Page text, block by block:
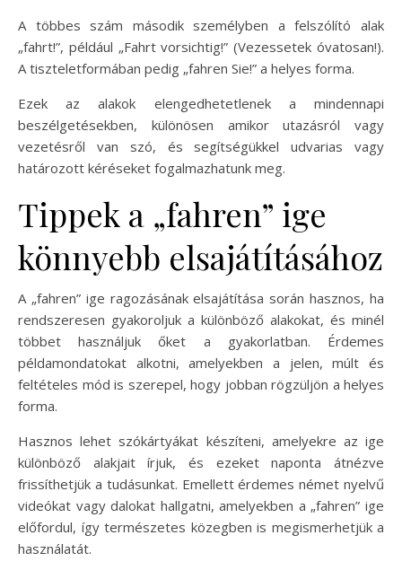
A többes szám második személyben a felszólító alak
„fahrt!”, például „Fahrt vorsichtig!” (Vezessetek óvatosan!).
A tiszteletformában pedig „fahren Sie!” a helyes forma.
Ezek az alakok elengedhetetlenek a mindennapi
beszélgetésekben, különösen amikor utazásról vagy
vezetésről van szó, és segítségükkel udvarias vagy
határozott kéréseket fogalmazhatunk meg.
Tippek a „fahren” ige
könnyebb elsajátításához
A „fahren” ige ragozásának elsajátítása során hasznos, ha
rendszeresen gyakoroljuk a különböző alakokat, és minél
többet használjuk őket a gyakorlatban. Érdemes
példamondatokat alkotni, amelyekben a jelen, múlt és
feltételes mód is szerepel, hogy jobban rögzüljön a helyes
forma.
Hasznos lehet szókártyákat készíteni, amelyekre az ige
különböző alakjait írjuk, és ezeket naponta átnézve
frissíthetjük a tudásunkat. Emellett érdemes német nyelvű
videókat vagy dalokat hallgatni, amelyekben a „fahren” ige
előfordul, így természetes közegben is megismerhetjük a
használatát.